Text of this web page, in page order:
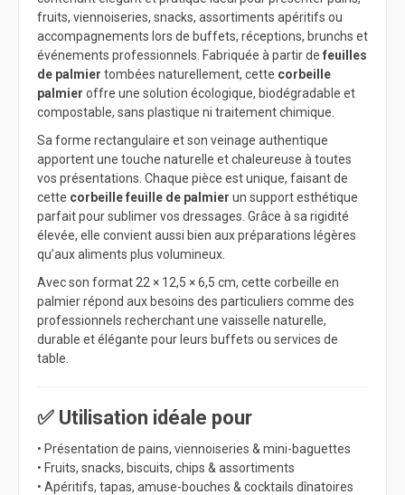
fruits, viennoiseries, snacks, assortiments apéritifs ou
accompagnements lors de buffets, réceptions, brunchs et
événements professionnels. Fabriquée à partir de feuilles
de palmier tombées naturellement, cette corbeille
palmier offre une solution écologique, biodégradable et
compostable, sans plastique ni traitement chimique.
Sa forme rectangulaire et son veinage authentique
apportent une touche naturelle et chaleureuse à toutes
vos présentations. Chaque pièce est unique, faisant de
cette corbeille feuille de palmier un support esthétique
parfait pour sublimer vos dressages. Grâce à sa rigidité
élevée, elle convient aussi bien aux préparations légères
qu’aux aliments plus volumineux.
Avec son format 22 × 12,5 × 6,5 cm, cette corbeille en
palmier répond aux besoins des particuliers comme des
professionnels recherchant une vaisselle naturelle,
durable et élégante pour leurs buffets ou services de
table.
✅ Utilisation idéale pour
• Présentation de pains, viennoiseries & mini-baguettes
• Fruits, snacks, biscuits, chips & assortiments
• Apéritifs, tapas, amuse-bouches & cocktails dînatoires